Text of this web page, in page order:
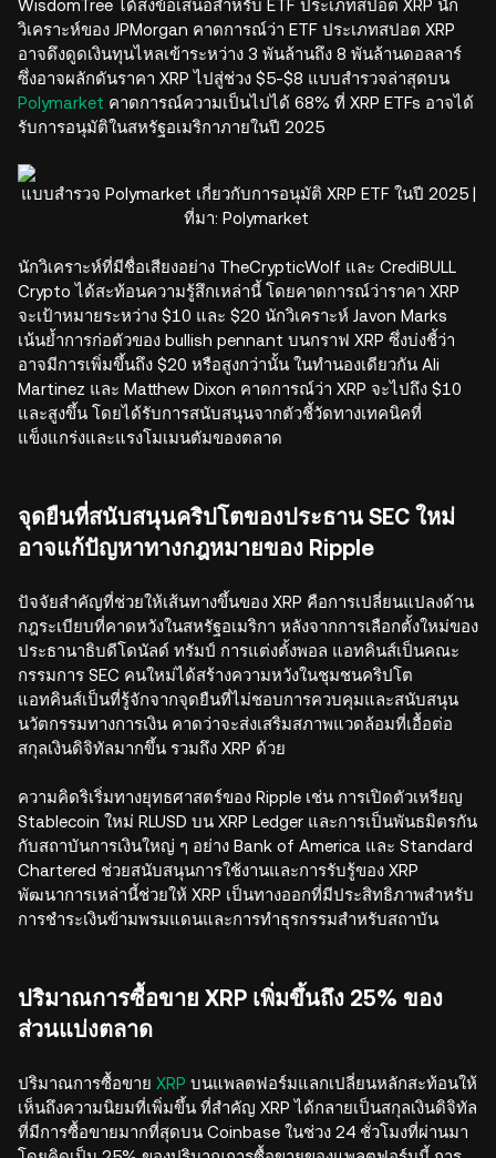
WisdomTree ได้ส่งข้อเสนอสำหรับ ETF ประเภทสปอต XRP นัก
วิเคราะห์ของ JPMorgan คาดการณ์ว่า ETF ประเภทสปอต XRP
อาจดึงดูดเงินทุนไหลเข้าระหว่าง 3 พันล้านถึง 8 พันล้านดอลลาร์
ซึ่งอาจผลักดันราคา XRP ไปสู่ช่วง $5-$8 แบบสำรวจล่าสุดบน
Polymarket คาดการณ์ความเป็นไปได้ 68% ที่ XRP ETFs อาจได้
รับการอนุมัติในสหรัฐอเมริกาภายในปี 2025
แบบสำรวจ Polymarket เกี่ยวกับการอนุมัติ XRP ETF ในปี 2025 |
ที่มา: Polymarket
นักวิเคราะห์ที่มีชื่อเสียงอย่าง TheCrypticWolf และ CrediBULL
Crypto ได้สะท้อนความรู้สึกเหล่านี้ โดยคาดการณ์ว่าราคา XRP
จะเป้าหมายระหว่าง $10 และ $20 นักวิเคราะห์ Javon Marks
เน้นย้ำการก่อตัวของ bullish pennant บนกราฟ XRP ซึ่งบ่งชี้ว่า
อาจมีการเพิ่มขึ้นถึง $20 หรือสูงกว่านั้น ในทำนองเดียวกัน Ali
Martinez และ Matthew Dixon คาดการณ์ว่า XRP จะไปถึง $10
และสูงขึ้น โดยได้รับการสนับสนุนจากตัวชี้วัดทางเทคนิคที่
แข็งแกร่งและแรงโมเมนตัมของตลาด
จุดยืนที่สนับสนุนคริปโตของประธาน SEC ใหม่
อาจแก้ปัญหาทางกฎหมายของ Ripple
ปัจจัยสำคัญที่ช่วยให้เส้นทางขึ้นของ XRP คือการเปลี่ยนแปลงด้าน
กฎระเบียบที่คาดหวังในสหรัฐอเมริกา หลังจากการเลือกตั้งใหม่ของ
ประธานาธิบดีโดนัลด์ ทรัมป์ การแต่งตั้งพอล แอทคินส์เป็นคณะ
กรรมการ SEC คนใหม่ได้สร้างความหวังในชุมชนคริปโต
แอทคินส์เป็นที่รู้จักจากจุดยืนที่ไม่ชอบการควบคุมและสนับสนุน
นวัตกรรมทางการเงิน คาดว่าจะส่งเสริมสภาพแวดล้อมที่เอื้อต่อ
สกุลเงินดิจิทัลมากขึ้น รวมถึง XRP ด้วย
ความคิดริเริ่มทางยุทธศาสตร์ของ Ripple เช่น การเปิดตัวเหรียญ
Stablecoin ใหม่ RLUSD บน XRP Ledger และการเป็นพันธมิตรกัน
กับสถาบันการเงินใหญ่ ๆ อย่าง Bank of America และ Standard
Chartered ช่วยสนับสนุนการใช้งานและการรับรู้ของ XRP
พัฒนาการเหล่านี้ช่วยให้ XRP เป็นทางออกที่มีประสิทธิภาพสำหรับ
การชำระเงินข้ามพรมแดนและการทำธุรกรรมสำหรับสถาบัน
ปริมาณการซื้อขาย XRP เพิ่มขึ้นถึง 25% ของ
ส่วนแบ่งตลาด
ปริมาณการซื้อขาย XRP บนแพลตฟอร์มแลกเปลี่ยนหลักสะท้อนให้
เห็นถึงความนิยมที่เพิ่มขึ้น ที่สำคัญ XRP ได้กลายเป็นสกุลเงินดิจิทัล
ที่มีการซื้อขายมากที่สุดบน Coinbase ในช่วง 24 ชั่วโมงที่ผ่านมา